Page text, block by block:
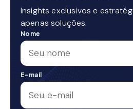
Insights exclusivos e
apenas soluções.
Nome
E-mail